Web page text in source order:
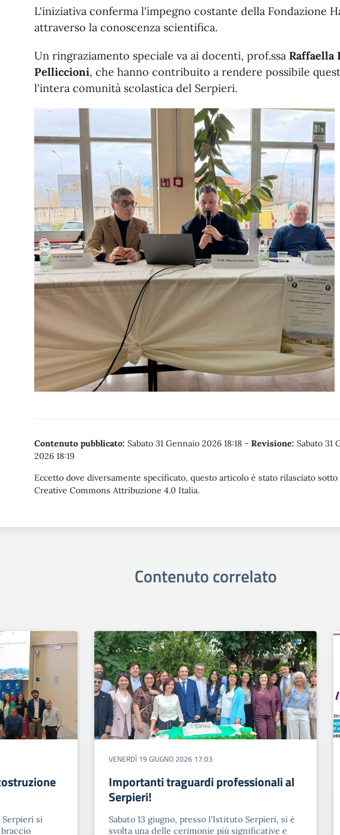
L'iniziativa conferma l'impegno costante della Fondazione
attraverso la conoscenza scientifica.
Un ringraziamento speciale va ai docenti, prof.ssa Raffaella
Pelliccioni, che hanno contribuito a rendere possibile
l'intera comunità scolastica del Serpieri.
Contenuto pubblicato: Sabato 31 Gennaio 2026 18:18 - Revisione: Sabato 31
2026 18:19
Eccetto dove diversamente specificato, questo articolo è stato rilasciato sotto
Creative Commons Attribuzione 4.0 Italia.
Contenuto correlato
si
VENERDÌ 19 GIUGNO 2026 17:03
Importanti traguardi professionali al
Serpieri!
Sabato 13 giugno, presso l'Istituto Serpieri, si è
svolta una delle cerimonie più significative e